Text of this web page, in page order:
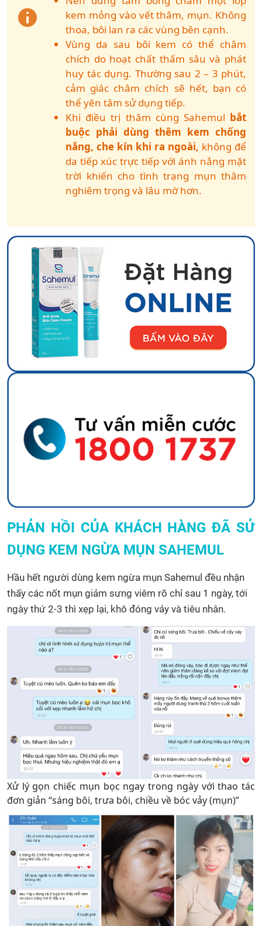
kem mỏng vào vết thâm, mụn. Không
thoa, bôi lan ra các vùng bên cạnh.
Vùng da sau bôi kem có thể châm
chích do hoạt chất thấm sâu và phát
huy tác dụng. Thường sau 2 – 3 phút,
cảm giác châm chích sẽ hết, bạn có
thể yên tâm sử dụng tiếp.
Khi điều trị thâm cùng Sahemul bắt
buộc phải dùng thêm kem chống
nắng, che kín khi ra ngoài, không để
da tiếp xúc trực tiếp với ánh nắng mặt
trời khiến cho tình trạng mụn thâm
nghiêm trọng và lâu mờ hơn.
PHẢN HỒI CỦA KHÁCH HÀNG ĐÃ SỬ
DỤNG KEM NGỪA MỤN SAHEMUL
Hầu hết người dùng kem ngừa mụn Sahemul đều nhận
thấy các nốt mụn giảm sưng viêm rõ chỉ sau 1 ngày, tới
ngày thứ 2-3 thì xẹp lại, khô đóng vảy và tiêu nhân.
Xử lý gọn chiếc mụn bọc ngay trong ngày với thao tác
đơn giản “sáng bôi, trưa bôi, chiều về bóc vảy (mụn)”